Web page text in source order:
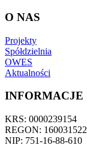
O NAS
Projekty
Spółdzielnia
OWES
Aktualności
INFORMACJE
KRS: 0000239154
REGON: 160031522
NIP: 751-16-88-610